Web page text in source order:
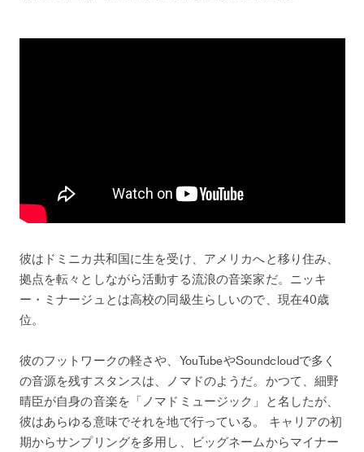
彼はドミニカ共和国に生を受け、アメリカへと移り住み、
拠点を転々としながら活動する流浪の音楽家だ。ニッキ
ー・ミナージュとは高校の同級生らしいので、現在40歳
位。
彼のフットワークの軽さや、YouTubeやSoundcloudで多く
の音源を残すスタンスは、ノマドのようだ。かつて、細野
晴臣が自身の音楽を「ノマドミュージック」と名したが、
彼はあらゆる意味でそれを地で行っている。 キャリアの初
期からサンプリングを多用し、ビッグネームからマイナー